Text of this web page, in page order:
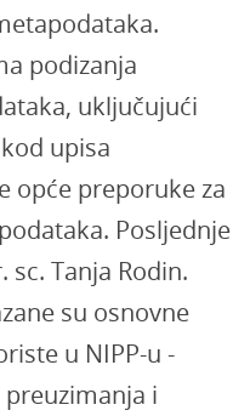
podizanja
uključujući
upisa
opće preporuke za
Posljednje
Tanja Rodin.
su osnovne
u NIPP-u -
i